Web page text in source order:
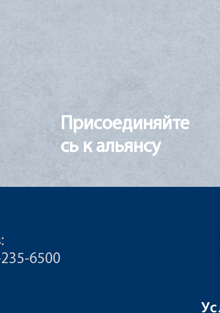
Присоединяйте
сь к альянсу
235-6500